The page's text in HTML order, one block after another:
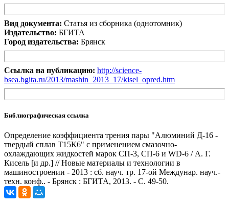
Вид документа: Статья из сборника (однотомник)
Издательство: БГИТА
Город издательства: Брянск
Ссылка на публикацию: http://science-
bsea.bgita.ru/2013/mashin_2013_17/kisel_opred.htm
Библиографическая ссылка
Определение коэффициента трения пары "Алюминий Д-16 -
твердый сплав Т15К6" с применением смазочно-
охлаждающих жидкостей марок СП-3, СП-6 и WD-6 / А. Г.
Кисель [и др.] // Новые материалы и технологии в
машиностроении - 2013 : сб. науч. тр. 17-ой Междунар. науч.-
техн. конф.. - Брянск : БГИТА, 2013. - С. 49-50.